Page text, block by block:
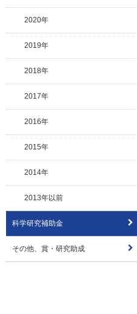
2020年
2019年
2018年
2017年
2016年
2015年
2014年
2013年以前
科学研究補助金
その他、賞・研究助成